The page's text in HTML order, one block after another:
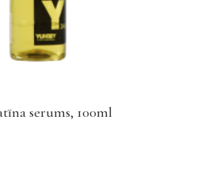
serums, 100ml